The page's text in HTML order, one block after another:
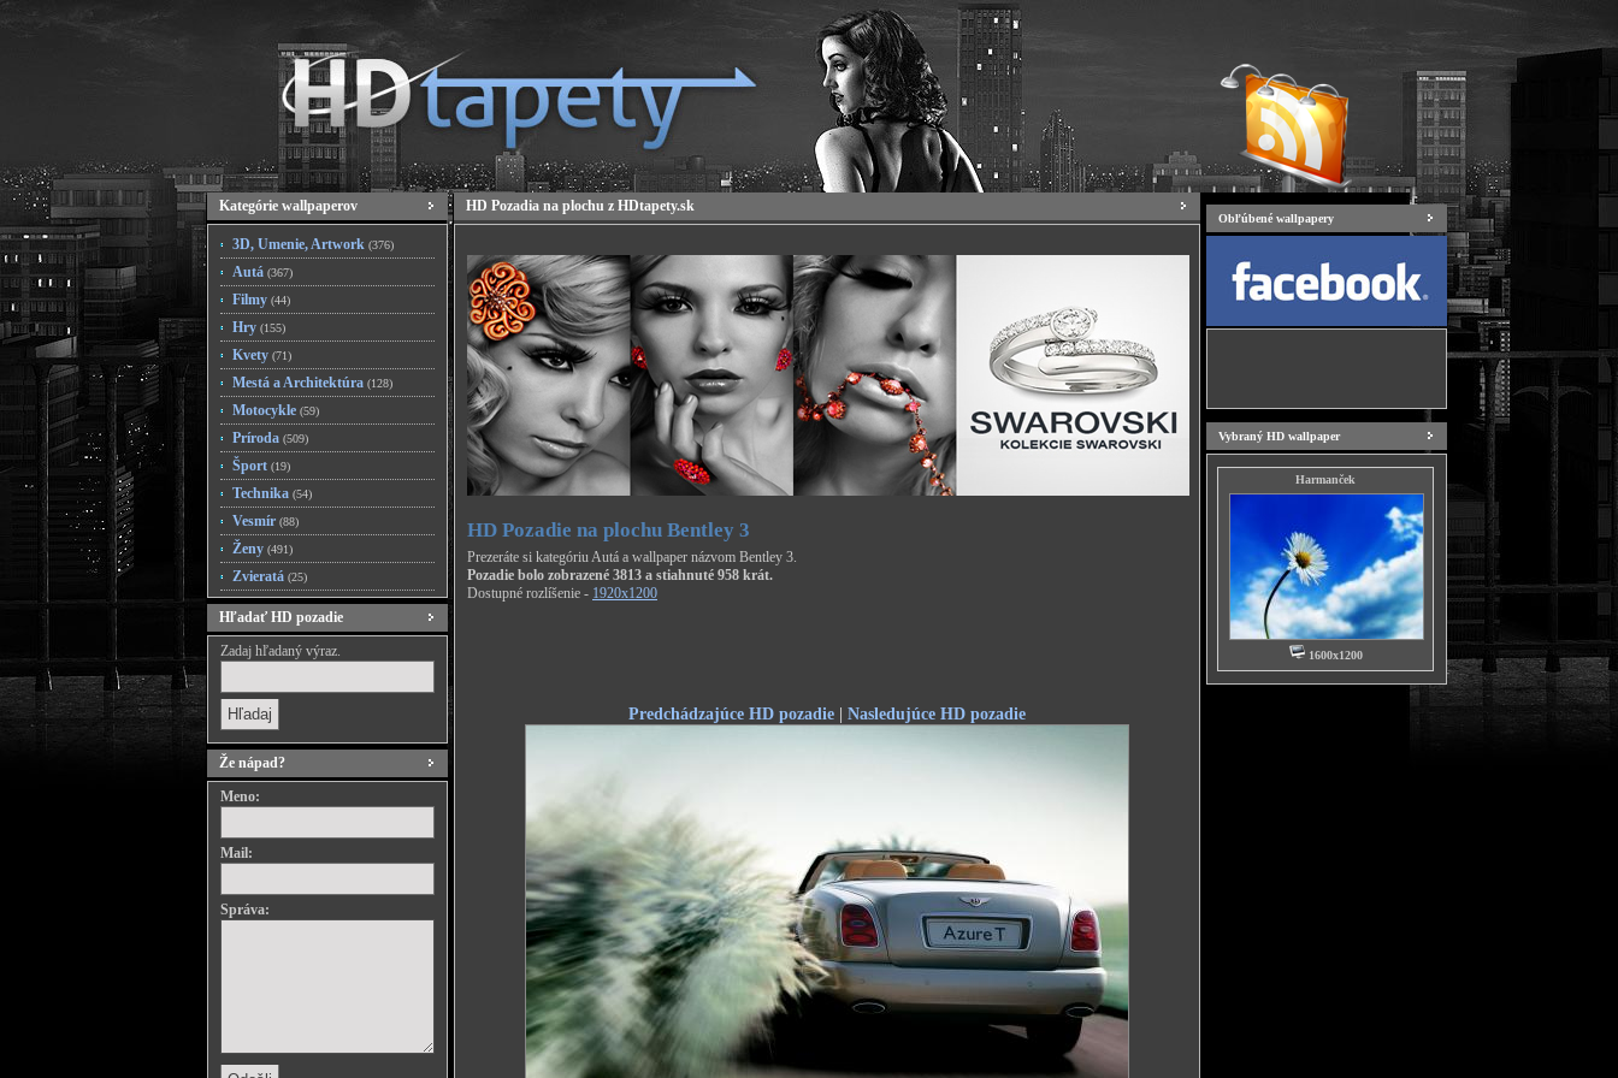
Kategórie wallpaperov
3D, Umenie, Artwork (376)
Autá (367)
Filmy (44)
Hry (155)
Kvety (71)
Mestá a Architektúra (128)
Motocykle (59)
Príroda (509)
Šport (19)
Technika (54)
Vesmír (88)
Ženy (491)
Zvieratá (25)
Hľadať HD pozadie
Zadaj hľadaný výraz.
Že nápad?
Meno:
Mail:
Správa:
HD Pozadia na plochu z HDtapety.sk
HD Pozadie na plochu Bentley 3
Prezeráte si kategóriu Autá a wallpaper názvom Bentley 3.
Pozadie bolo zobrazené 3813 a stiahnuté 958 krát.
Dostupné rozlíšenie - 1920x1200
Predchádzajúce HD pozadie | Nasledujúce HD pozadie
Obľúbené wallpapery
Vybraný HD wallpaper
Harmanček
1600x1200